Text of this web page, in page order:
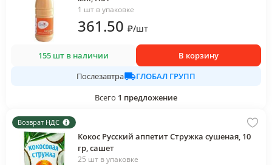
1 шт в упаковке
361.50 ₽/шт
155 шт в наличии
В корзину
Послезавтра
ГЛОБАЛ ГРУПП
Всего 1 предложение
Возврат НДС
Кокос Русский аппетит Стружка сушеная, 10
гр, сашет
25 шт в упаковке